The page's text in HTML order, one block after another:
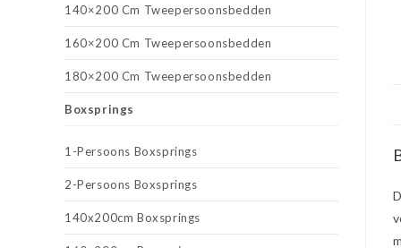
140×200 Cm Tweepersoonsbedden
160×200 Cm Tweepersoonsbedden
180×200 Cm Tweepersoonsbedden
Boxsprings
1-Persoons Boxsprings
2-Persoons Boxsprings
140x200cm Boxsprings